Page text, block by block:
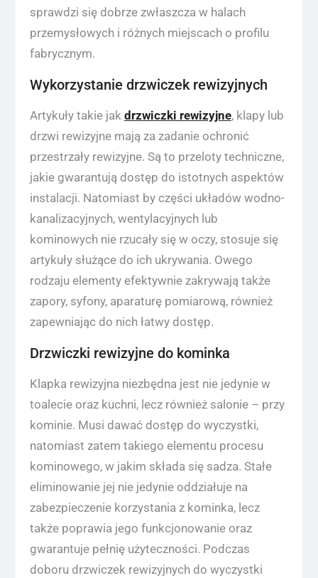
sprawdzi się dobrze zwłaszcza w halach
przemysłowych i różnych miejscach o profilu
fabrycznym.
Wykorzystanie drzwiczek rewizyjnych
Artykuły takie jak drzwiczki rewizyjne, klapy lub
drzwi rewizyjne mają za zadanie ochronić
przestrzały rewizyjne. Są to przeloty techniczne,
jakie gwarantują dostęp do istotnych aspektów
instalacji. Natomiast by części układów wodno-
kanalizacyjnych, wentylacyjnych lub
kominowych nie rzucały się w oczy, stosuje się
artykuły służące do ich ukrywania. Owego
rodzaju elementy efektywnie zakrywają także
zapory, syfony, aparaturę pomiarową, również
zapewniając do nich łatwy dostęp.
Drzwiczki rewizyjne do kominka
Klapka rewizyjna niezbędna jest nie jedynie w
toalecie oraz kuchni, lecz również salonie – przy
kominie. Musi dawać dostęp do wyczystki,
natomiast zatem takiego elementu procesu
kominowego, w jakim składa się sadza. Stałe
eliminowanie jej nie jedynie oddziałuje na
zabezpieczenie korzystania z kominka, lecz
także poprawia jego funkcjonowanie oraz
gwarantuje pełnię użyteczności. Podczas
doboru drzwiczek rewizyjnych do wyczystki